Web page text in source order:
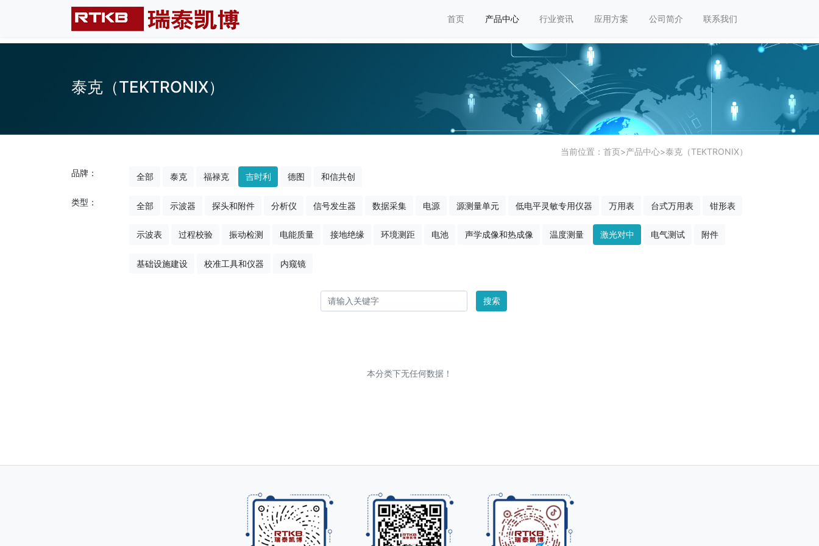
首页 产品中心 行业资讯 应用方案 公司简介 联系我们
泰克（TEKTRONIX）
当前位置： 首页>产品中心>泰克（TEKTRONIX）
品牌： 全部 泰克 福禄克 吉时利 德图 和信共创
类型： 全部 示波器 探头和附件 分析仪 信号发生器 数据采集 电源 源测量单元 低电平灵敏专用仪器 万用表 台式万用表 钳形表
示波表 过程校验 振动检测 电能质量 接地绝缘 环境测距 电池 声学成像和热成像 温度测量 激光对中 电气测试 附件
基础设施建设 校准工具和仪器 内窥镜
搜索
本分类下无任何数据！